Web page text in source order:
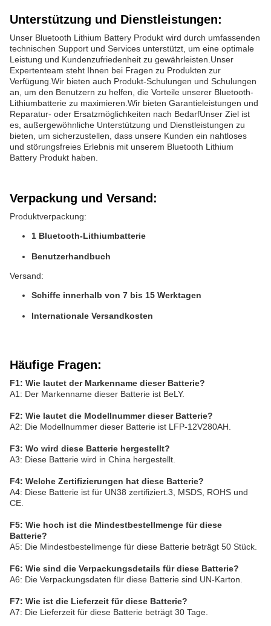
Unterstützung und Dienstleistungen:
Unser Bluetooth Lithium Battery Produkt wird durch umfassenden
technischen Support und Services unterstützt, um eine optimale
Leistung und Kundenzufriedenheit zu gewährleisten.Unser
Expertenteam steht Ihnen bei Fragen zu Produkten zur
Verfügung.Wir bieten auch Produkt-Schulungen und Schulungen
an, um den Benutzern zu helfen, die Vorteile unserer Bluetooth-
Lithiumbatterie zu maximieren.Wir bieten Garantieleistungen und
Reparatur- oder Ersatzmöglichkeiten nach BedarfUnser Ziel ist
es, außergewöhnliche Unterstützung und Dienstleistungen zu
bieten, um sicherzustellen, dass unsere Kunden ein nahtloses
und störungsfreies Erlebnis mit unserem Bluetooth Lithium
Battery Produkt haben.
Verpackung und Versand:
Produktverpackung:
1 Bluetooth-Lithiumbatterie
Benutzerhandbuch
Versand:
Schiffe innerhalb von 7 bis 15 Werktagen
Internationale Versandkosten
Häufige Fragen:
F1: Wie lautet der Markenname dieser Batterie?
A1: Der Markenname dieser Batterie ist BeLY.
F2: Wie lautet die Modellnummer dieser Batterie?
A2: Die Modellnummer dieser Batterie ist LFP-12V280AH.
F3: Wo wird diese Batterie hergestellt?
A3: Diese Batterie wird in China hergestellt.
F4: Welche Zertifizierungen hat diese Batterie?
A4: Diese Batterie ist für UN38 zertifiziert.3, MSDS, ROHS und
CE.
F5: Wie hoch ist die Mindestbestellmenge für diese
Batterie?
A5: Die Mindestbestellmenge für diese Batterie beträgt 50 Stück.
F6: Wie sind die Verpackungsdetails für diese Batterie?
A6: Die Verpackungsdaten für diese Batterie sind UN-Karton.
F7: Wie ist die Lieferzeit für diese Batterie?
A7: Die Lieferzeit für diese Batterie beträgt 30 Tage.